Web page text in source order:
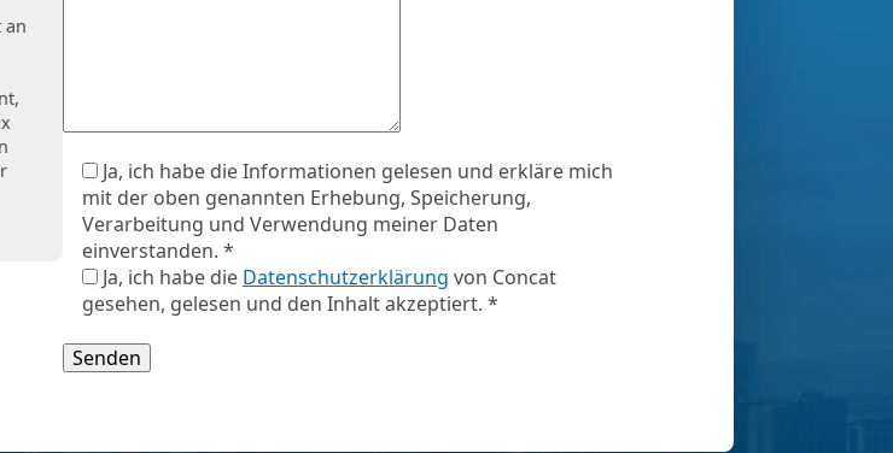
an
Ja, ich habe die Informationen gelesen und erkläre mich
mit der oben genannten Erhebung, Speicherung,
Verarbeitung und Verwendung meiner Daten
einverstanden. *
Ja, ich habe die Datenschutzerklärung von Concat
gesehen, gelesen und den Inhalt akzeptiert. *